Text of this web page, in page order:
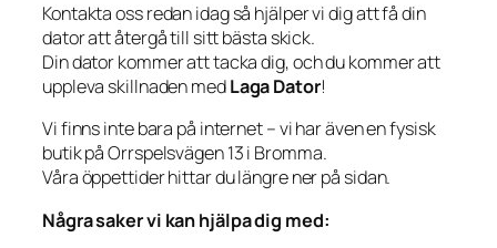
Kontakta oss redan idag så hjälper vi dig att få din
dator att återgå till sitt bästa skick.
Din dator kommer att tacka dig, och du kommer att
uppleva skillnaden medLaga Dator!
Vi finns inte bara på internet – vi har även en fysisk
butik på Orrspelsvägen 13 i Bromma.
Våra öppettider hittar du längre ner på sidan.
Några saker vi kan hjälpa dig med: